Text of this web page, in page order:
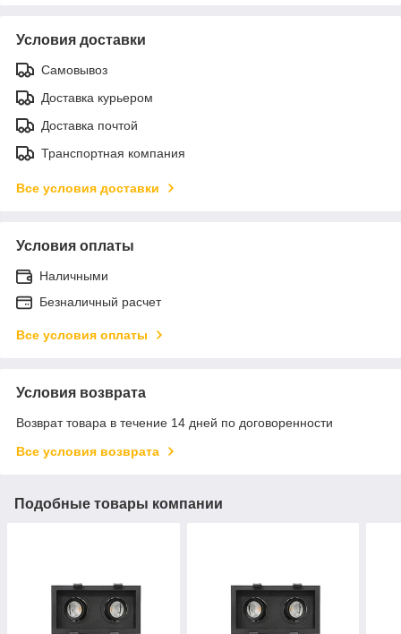
Условия доставки
Самовывоз
Доставка курьером
Доставка почтой
Транспортная компания
Все условия доставки
Условия оплаты
Наличными
Безналичный расчет
Все условия оплаты
Условия возврата
Возврат товара в течение 14 дней по договоренности
Все условия возврата
Подобные товары компании